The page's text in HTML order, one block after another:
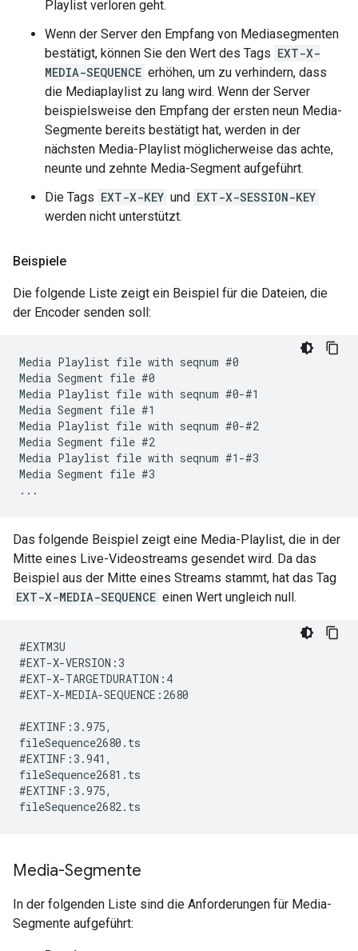
Playlist verloren geht.
Wenn der Server den Empfang von Mediasegmenten
bestätigt, können Sie den Wert des Tags EXT-X-
MEDIA-SEQUENCE erhöhen, um zu verhindern, dass
die Mediaplaylist zu lang wird. Wenn der Server
beispielsweise den Empfang der ersten neun Media-
Segmente bereits bestätigt hat, werden in der
nächsten Media-Playlist möglicherweise das achte,
neunte und zehnte Media-Segment aufgeführt.
Die Tags EXT-X-KEY und EXT-X-SESSION-KEY
werden nicht unterstützt.
Beispiele
Die folgende Liste zeigt ein Beispiel für die Dateien, die
der Encoder senden soll:
Media Playlist file with seqnum #0
Media Segment file #0
Media Playlist file with seqnum #0-#1
Media Segment file #1
Media Playlist file with seqnum #0-#2
Media Segment file #2
Media Playlist file with seqnum #1-#3
Media Segment file #3
Das folgende Beispiel zeigt eine Media-Playlist, die in der
Mitte eines Live-Videostreams gesendet wird. Da das
Beispiel aus der Mitte eines Streams stammt, hat das Tag
EXT-X-MEDIA-SEQUENCE einen Wert ungleich null.
#EXTM3U
#EXT-X-VERSION:3
#EXT-X-TARGETDURATION:4
#EXT-X-MEDIA-SEQUENCE:2680
#EXTINF:3.975,
fileSequence2680.ts
#EXTINF:3.941,
fileSequence2681.ts
#EXTINF:3.975,
Media-Segmente
In der folgenden Liste sind die Anforderungen für Media-
Segmente aufgeführt: